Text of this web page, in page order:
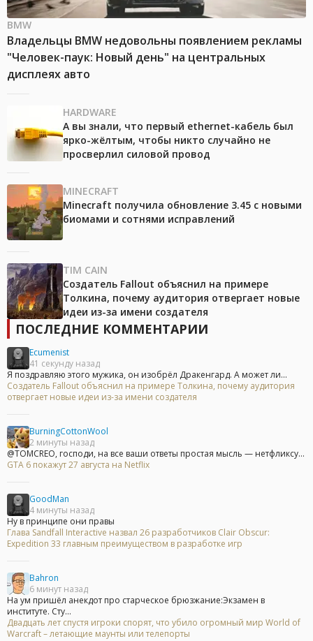
BMW
Владельцы BMW недовольны появлением рекламы
"Человек-паук: Новый день" на центральных
дисплеях авто
HARDWARE
А вы знали, что первый ethernet-кабель был
ярко-жёлтым, чтобы никто случайно не
просверлил силовой провод
MINECRAFT
Minecraft получила обновление 3.45 с новыми
биомами и сотнями исправлений
TIM CAIN
Создатель Fallout объяснил на примере
Толкина, почему аудитория отвергает новые
идеи из-за имени создателя
ПОСЛЕДНИЕ КОММЕНТАРИИ
Ecumenist
41 секунду назад
Я поздравляю этого мужика, он изобрёл Дракенгард. А может ли...
Создатель Fallout объяснил на примере Толкина, почему аудитория
отвергает новые идеи из-за имени создателя
BurningCottonWool
2 минуты назад
@TOMCREO, господи, на все ваши ответы простая мысль — нетфликсу...
GTA 6 покажут 27 августа на Netflix
GoodMan
4 минуты назад
Ну в принципе они правы
Глава Sandfall Interactive назвал 26 разработчиков Clair Obscur:
Expedition 33 главным преимуществом в разработке игр
Bahron
6 минут назад
На ум пришёл анекдот про старческое брюзжание:Экзамен в
институте. Сту...
Двадцать лет спустя игроки спорят, что убило огромный мир World of
Warcraft – летающие маунты или телепорты